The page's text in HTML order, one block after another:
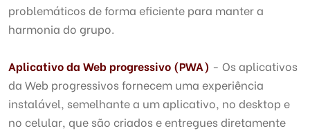
problemáticos de forma eficiente para manter a
harmonia do grupo.
Aplicativo da Web progressivo (PWA) - Os aplicativos
da Web progressivos fornecem uma experiência
instalável, semelhante a um aplicativo, no desktop e
no celular, que são criados e entregues diretamente